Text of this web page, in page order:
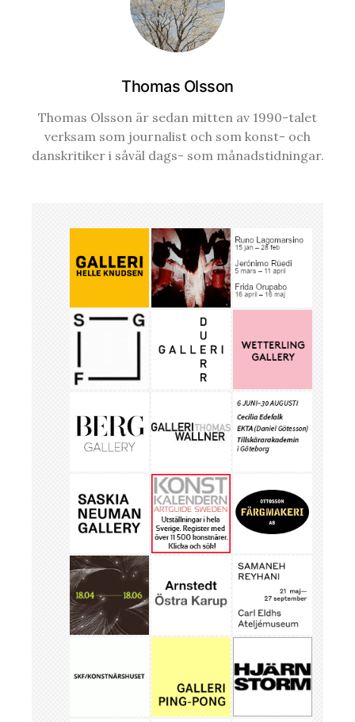
Thomas Olsson
Thomas Olsson är sedan mitten av 1990-talet
verksam som journalist och som konst- och
danskritiker i såväl dags- som månadstidningar.